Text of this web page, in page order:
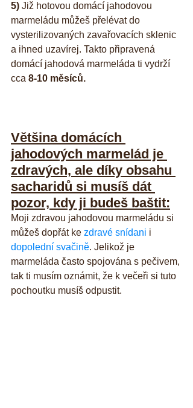
5) Již hotovou domácí jahodovou
marmeládu můžeš přelévat do
vysterilizovaných zavařovacích sklenic
a ihned uzavírej. Takto připravená
domácí jahodová marmeláda ti vydrží
cca 8-10 měsíců.
Většina domácích
jahodových marmelád je
zdravých, ale díky obsahu
sacharidů si musíš dát
pozor, kdy ji budeš baštit:
Moji zdravou jahodovou marmeládu si
můžeš dopřát ke zdravé snídani i
dopolední svačině. Jelikož je
marmeláda často spojována s pečivem,
tak ti musím oznámit, že k večeři si tuto
pochoutku musíš odpustit.